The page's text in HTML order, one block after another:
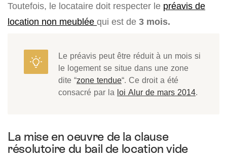
Toutefois, le locataire doit respecter le préavis de
location non meublée qui est de 3 mois.
Le préavis peut être réduit à un mois si
le logement se situe dans une zone
dite “zone tendue“. Ce droit a été
consacré par la loi Alur de mars 2014.
La mise en oeuvre de la clause
résolutoire du bail de location vide